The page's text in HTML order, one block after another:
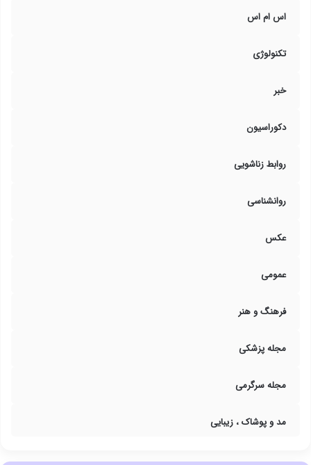
اس ام اس
تکنولوژی
خبر
دکوراسیون
روابط زناشویی
روانشناسی
عکس
عمومی
فرهنگ و هنر
مجله پزشکی
مجله سرگرمی
مد و پوشاک ، زیبایی